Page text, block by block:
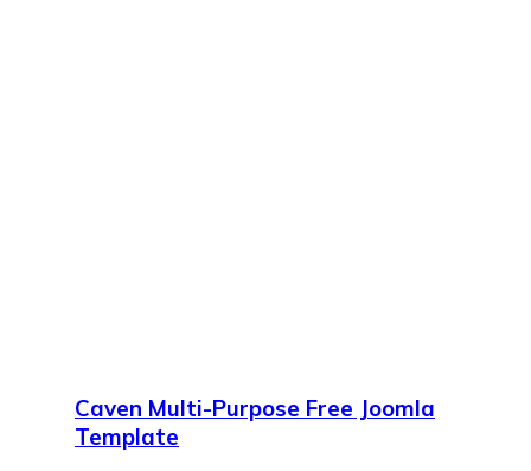
Caven Multi-Purpose Free Joomla
Template